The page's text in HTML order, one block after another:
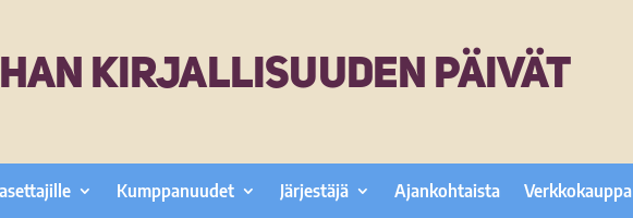
KIRJALLISUUDEN PÄIVÄT
Kumppanuudet Järjestäjä Ajankohtaista Verkkokauppa